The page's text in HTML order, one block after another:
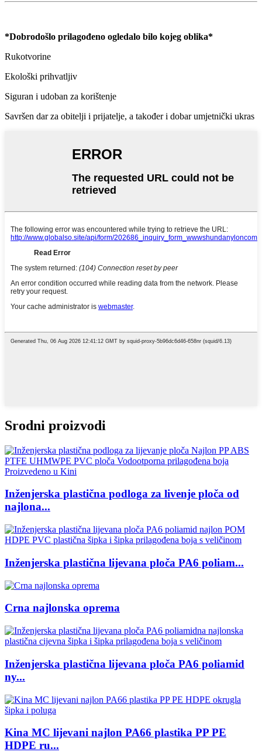
*Dobrodošlo prilagođeno ogledalo bilo kojeg oblika*
Rukotvorine
Ekološki prihvatljiv
Siguran i udoban za korištenje
Savršen dar za obitelji i prijatelje, a također i dobar umjetnički ukras
Srodni proizvodi
Inženjerska plastična podloga za livenje ploča od
najlona...
Inženjerska plastična lijevana ploča PA6 poliam...
Crna najlonska oprema
Inženjerska plastična lijevana ploča PA6 poliamid
ny...
Kina MC lijevani najlon PA66 plastika PP PE
HDPE ru...